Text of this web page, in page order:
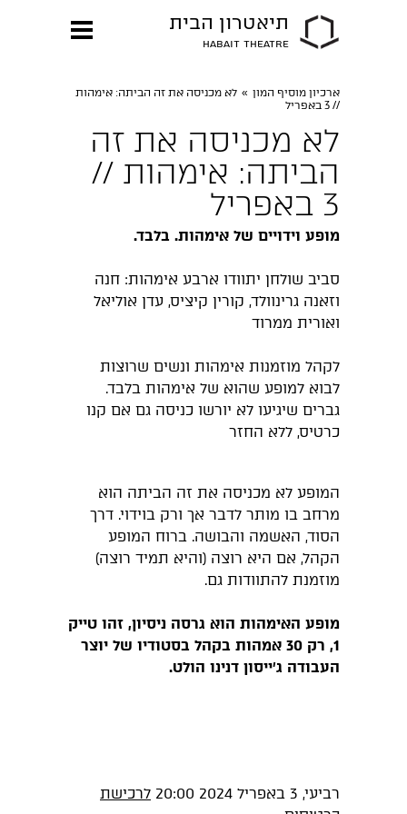
תיאטרון הבית
HABAIT THEATRE
ארכיון מוסיף המון » לא מכניסה את זה הביתה: אימהות
// 3 באפריל
לא מכניסה את זה
הביתה: אימהות //
3 באפריל
מופע וידויים של אימהות. בלבד.
סביב שולחן יתוודו ארבע אימהות: חנה
וזאנה גרינוולד, קורין קיציס, עדן אוליאל
ואורית ממרוד
לקהל מוזמנות אימהות ונשים שרוצות
לבוא למופע שהוא של אימהות בלבד.
גברים שיגיעו לא יורשו כניסה גם אם קנו
כרטיס, ללא החזר
המופע לא מכניסה את זה הביתה הוא
מרחב בו מותר לדבר אך ורק בוידוי. דרך
הסוד, האשמה והבושה. ברוח המופע
הקהל, אם היא רוצה (והיא תמיד רוצה)
מוזמנת להתוודות גם.
מופע האימהות הוא גרסה ניסיון, זהו טייק
1, רק 30 אמהות בקהל בסטודיו של יוצר
העבודה ג׳ייסון דנינו הולט.
רביעי, 3 באפריל 2024 20:00
לרכישת